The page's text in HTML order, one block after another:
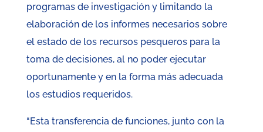
programas de investigación y limitando la
elaboración de los informes necesarios sobre
el estado de los recursos pesqueros para la
toma de decisiones, al no poder ejecutar
oportunamente y en la forma más adecuada
los estudios requeridos.
“Esta transferencia de funciones, junto con la